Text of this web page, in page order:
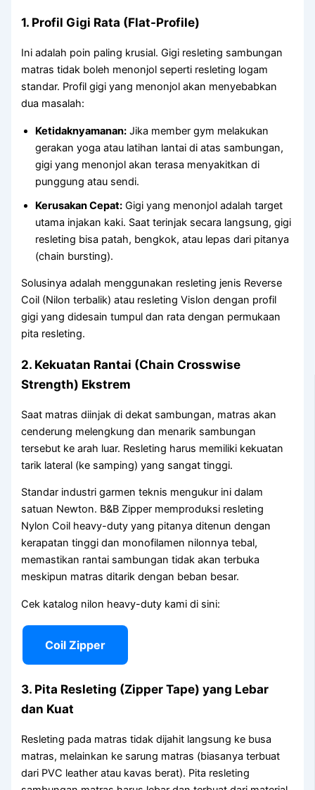
1. Profil Gigi Rata (Flat-Profile)
Ini adalah poin paling krusial. Gigi resleting sambungan
matras tidak boleh menonjol seperti resleting logam
standar. Profil gigi yang menonjol akan menyebabkan
dua masalah:
Ketidaknyamanan: Jika member gym melakukan
gerakan yoga atau latihan lantai di atas sambungan,
gigi yang menonjol akan terasa menyakitkan di
punggung atau sendi.
Kerusakan Cepat: Gigi yang menonjol adalah target
utama injakan kaki. Saat terinjak secara langsung, gigi
resleting bisa patah, bengkok, atau lepas dari pitanya
(chain bursting).
Solusinya adalah menggunakan resleting jenis Reverse
Coil (Nilon terbalik) atau resleting Vislon dengan profil
gigi yang didesain tumpul dan rata dengan permukaan
pita resleting.
2. Kekuatan Rantai (Chain Crosswise
Strength) Ekstrem
Saat matras diinjak di dekat sambungan, matras akan
cenderung melengkung dan menarik sambungan
tersebut ke arah luar. Resleting harus memiliki kekuatan
tarik lateral (ke samping) yang sangat tinggi.
Standar industri garmen teknis mengukur ini dalam
satuan Newton. B&B Zipper memproduksi resleting
Nylon Coil heavy-duty yang pitanya ditenun dengan
kerapatan tinggi dan monofilamen nilonnya tebal,
memastikan rantai sambungan tidak akan terbuka
meskipun matras ditarik dengan beban besar.
Cek katalog nilon heavy-duty kami di sini:
Coil Zipper
3. Pita Resleting (Zipper Tape) yang Lebar
dan Kuat
Resleting pada matras tidak dijahit langsung ke busa
matras, melainkan ke sarung matras (biasanya terbuat
dari PVC leather atau kavas berat). Pita resleting